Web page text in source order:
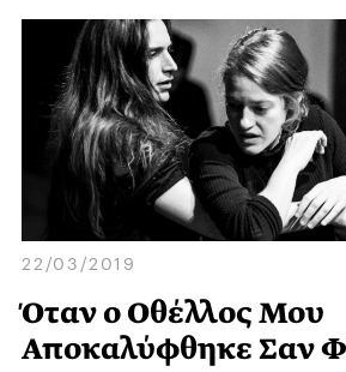
22/03/2019
Όταν ο Οθέλλος Μου
Αποκαλύφθηκε Σαν